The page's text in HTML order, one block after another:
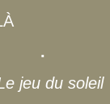
.
jeu du soleil